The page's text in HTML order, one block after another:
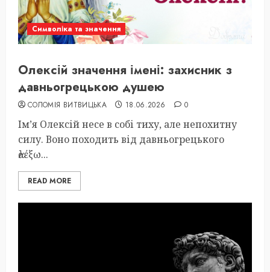
Символіка та значення
Олексій значення імені: захисник з
давньогрецькою душею
СОЛОМІЯ ВИТВИЦЬКА 18.06.2026 0
Ім’я Олексій несе в собі тиху, але непохитну
силу. Воно походить від давньогрецького
ἀλέξω...
READ MORE